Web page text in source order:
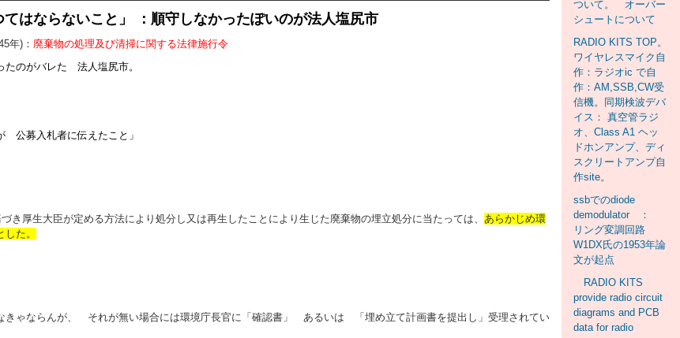
てはならないこと」 ：順守しなかったぽいのが法人塩尻市
年)： 廃棄物の処理及び清掃に関する法律施行令
たのがバレた 法人塩尻市。
募入札者に伝えたこと」
厚生大臣が定める方法により処分し又は再生したことにより生じた廃棄物の埋立処分に当たっては、 あらかじめ環
た。
きゃならんが、 それが無い場合には環境庁長官に「確認書」 あるいは 「埋め立て計画書を提出し」受理されてい
ついて。 オーバー
シュートについて
RADIO KITS TOP。
ワイヤレスマイク自
作：ラジオic で自
作：AM,SSB,CW受
信機。同期検波デバ
イス： 真空管ラジ
オ、Class A1 ヘッ
ドホンアンプ、ディ
スクリートアンプ自
作site。
ssbでのdiode
demodulator ：
リング変調回路
W1DX氏の1953年論
文が起点
RADIO KITS
provide radio circuit
diagrams and PCB
data for radio